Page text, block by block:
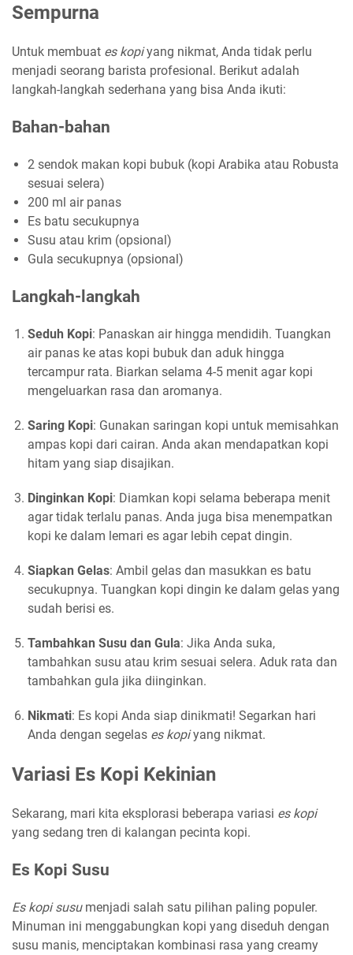
Sempurna
Untuk membuat es kopiyang nikmat, Anda tidak perlu
menjadi seorang barista profesional. Berikut adalah
langkah-langkah sederhana yang bisa Anda ikuti:
Bahan-bahan
2 sendok makan kopi bubuk (kopi Arabika atau Robusta
sesuai selera)
200 ml air panas
Es batu secukupnya
Susu atau krim (opsional)
Gula secukupnya (opsional)
Langkah-langkah
Seduh Kopi: Panaskan air hingga mendidih. Tuangkan
air panas ke atas kopi bubuk dan aduk hingga
tercampur rata. Biarkan selama 4-5 menit agar kopi
mengeluarkan rasa dan aromanya.
Saring Kopi: Gunakan saringan kopi untuk memisahkan
ampas kopi dari cairan. Anda akan mendapatkan kopi
hitam yang siap disajikan.
Dinginkan Kopi: Diamkan kopi selama beberapa menit
agar tidak terlalu panas. Anda juga bisa menempatkan
kopi ke dalam lemari es agar lebih cepat dingin.
Siapkan Gelas: Ambil gelas dan masukkan es batu
secukupnya. Tuangkan kopi dingin ke dalam gelas yang
sudah berisi es.
Tambahkan Susu dan Gula: Jika Anda suka,
tambahkan susu atau krim sesuai selera. Aduk rata dan
tambahkan gula jika diinginkan.
Nikmati: Es kopi Anda siap dinikmati! Segarkan hari
Anda dengan segelas es kopiyang nikmat.
Variasi Es Kopi Kekinian
Sekarang, mari kita eksplorasi beberapa variasi es kopi
yang sedang tren di kalangan pecinta kopi.
Es Kopi Susu
Es kopi susumenjadi salah satu pilihan paling populer.
Minuman ini menggabungkan kopi yang diseduh dengan
susu manis, menciptakan kombinasi rasa yang creamy